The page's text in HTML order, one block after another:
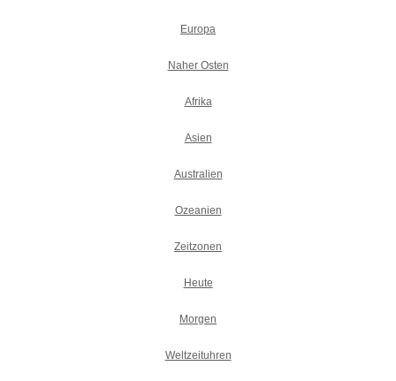
Europa
Naher Osten
Afrika
Asien
Australien
Ozeanien
Zeitzonen
Heute
Morgen
Weltzeituhren